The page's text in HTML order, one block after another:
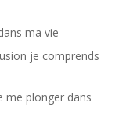
ma vie
je comprends
me plonger dans